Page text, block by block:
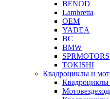
BENOD
Lambretta
OEM
YADEA
BC
BMW
SPRMOTORS
TOKISHI
Квадроциклы и
Квадроциклы